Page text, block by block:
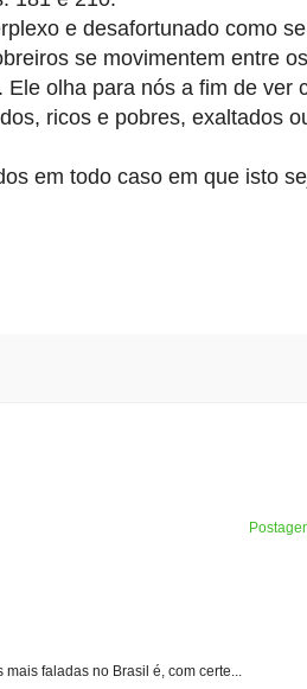
e desafortunado como
se movimentem entre os
olha para nós a fim de ver
ricos e pobres, exaltados
em todo caso em que isto
faladas no Brasil é, com certe...